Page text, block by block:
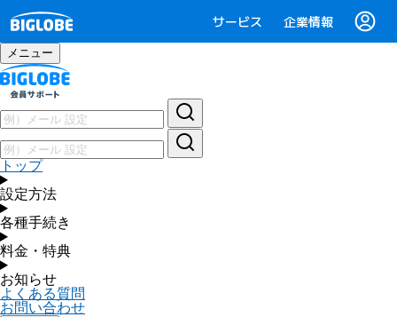
サービス 企業情報
メニュー
トップ
設定方法
各種手続き
料金・特典
お知らせ
よくある質問
お問い合わせ